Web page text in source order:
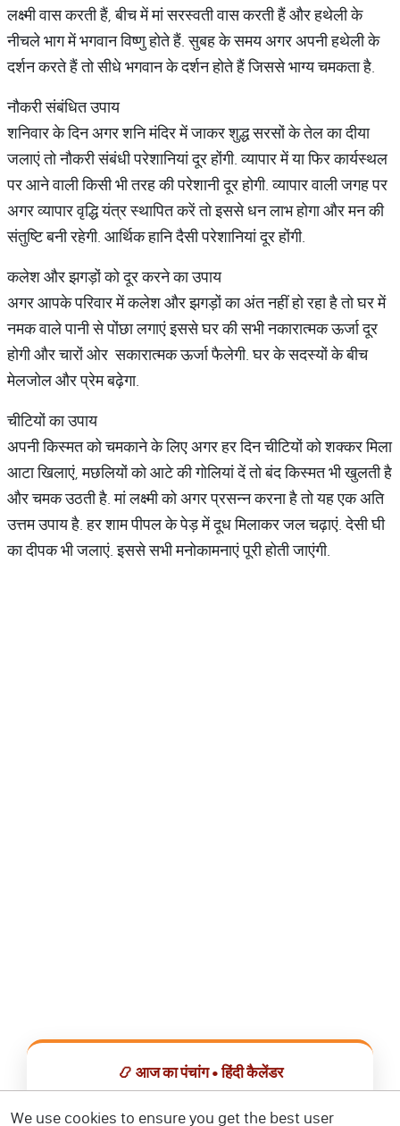
लक्ष्मी वास करती हैं, बीच में मां सरस्वती वास करती हैं और हथेली के
नीचले भाग में भगवान विष्णु होते हैं. सुबह के समय अगर अपनी हथेली के
दर्शन करते हैं तो सीधे भगवान के दर्शन होते हैं जिससे भाग्य चमकता है.
नौकरी संबंधित उपाय
शनिवार के दिन अगर शनि मंदिर में जाकर शुद्ध सरसों के तेल का दीया
जलाएं तो नौकरी संबंधी परेशानियां दूर होंगी. व्यापार में या फिर कार्यस्थल
पर आने वाली किसी भी तरह की परेशानी दूर होगी. व्यापार वाली जगह पर
अगर व्यापार वृद्धि यंत्र स्थापित करें तो इससे धन लाभ होगा और मन की
संतुष्टि बनी रहेगी. आर्थिक हानि दैसी परेशानियां दूर होंगी.
कलेश और झगड़ों को दूर करने का उपाय
अगर आपके परिवार में कलेश और झगड़ों का अंत नहीं हो रहा है तो घर में
नमक वाले पानी से पोंछा लगाएं इससे घर की सभी नकारात्मक ऊर्जा दूर
होगी और चारों ओर सकारात्मक ऊर्जा फैलेगी. घर के सदस्यों के बीच
मेलजोल और प्रेम बढ़ेगा.
चीटियों का उपाय
अपनी किस्मत को चमकाने के लिए अगर हर दिन चीटियों को शक्कर मिला
आटा खिलाएं, मछलियों को आटे की गोलियां दें तो बंद किस्मत भी खुलती है
और चमक उठती है. मां लक्ष्मी को अगर प्रसन्न करना है तो यह एक अति
उत्तम उपाय है. हर शाम पीपल के पेड़ में दूध मिलाकर जल चढ़ाएं. देसी घी
का दीपक भी जलाएं. इससे सभी मनोकामनाएं पूरी होती जाएंगी.
📿 आज का पंचांग • हिंदी कैलेंडर
We use cookies to ensure you get the best user